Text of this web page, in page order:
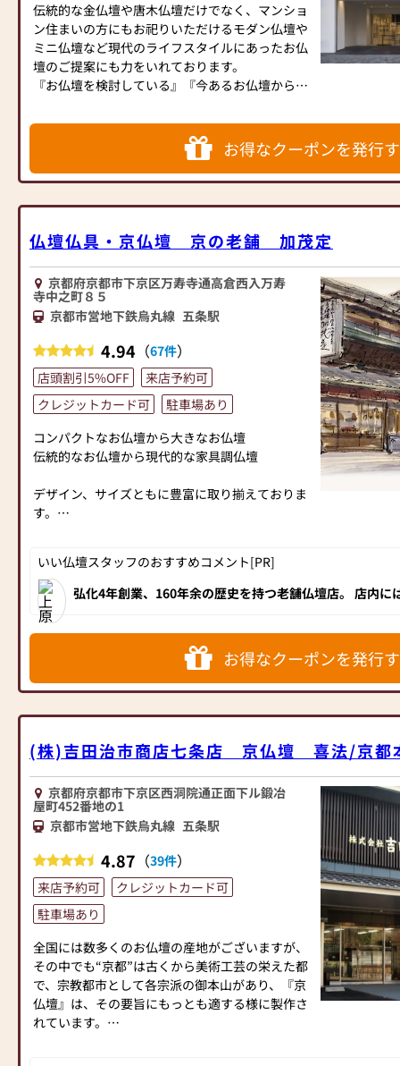
心をこめてご供養のお手伝いをさせて頂きますの
で、
仏壇、仏事のことでわからないことがございまし
たら、どんな些細なご質問でもお気軽にご相談く
ださいませ。
年中無休（年末年始を除く）にて、皆様のご来店
を心よりお待ち申し上げております。
-------------------------------------------------------------
-----------------
【取扱い】金仏壇、唐木仏壇、家具調仏壇、神
【営業時間】9:00～18：30
【駐車場】3台分あり
伝統的な金仏壇や唐木仏壇だけでなく、マンショ
ン住まいの方にもお祀りいただけるモダン仏壇や
ミニ仏壇など現代のライフスタイルにあったお仏
壇のご提案にも力をいれております。
『お仏壇を検討している』『今あるお仏壇からの
いけばいいか分からないことも遠慮なくご相談く
ださいませ。みなさまのご来店をスタッフ一同心
お得なクーポンを発行
仏壇仏具・京仏壇 京の老舗 加茂定
京都府京都市下京区万寿寺通高倉西入万寿
寺中之町８５
京都市営地下鉄烏丸線 五条駅
4.94 （67件）
店頭割引5%OFF
来店予約可
クレジットカード可
駐車場あり
コンパクトなお仏壇から大きなお仏壇
伝統的なお仏壇から現代的な家具調仏壇
デザイン、サイズともに豊富に取り揃えておりま
す。
い。
配達から仏壇・仏具の設置まで責任をもって行い
ます。
仏具の取り扱い説明も致します。
配達料・設置料ともに無料です。
※ご遠方の方、お仏壇サイズによってはご相談さ
ご購入後もお困りごとがあれば、何なりとお申し
京都市営地下鉄烏丸線 五条駅 北出口(1)番出口よ
り徒歩10分
駐車場も完備しておりますので、電車でもお車で
も安心してお越しいただけます。
《 沿革 》
江戸時代末期の弘化四年（一八四七）に本家加茂
吉より分家した初代定治郎が、明治八年、現在地
を購入し古道具商ならびに仏壇仏具商として開店
したのが始まりです。
二代目定三郎の頃より、仏壇制作を手がけるよう
になり、三代目定次郎にいたりましては、内外産
業博覧会ならびに大礼記念京都大博覧会で金賞、
いい仏壇スタッフのおすすめコメント[PR]
弘化4年創業、160年余の歴史を持つ老舗仏壇店。 店内に
お得なクーポンを発行
(株)吉田治市商店七条店 京仏壇 喜法/京都
京都府京都市下京区西洞院通正面下ル鍛冶
屋町452番地の1
京都市営地下鉄烏丸線 五条駅
4.87 （39件）
来店予約可
クレジットカード可
駐車場あり
全国には数多くのお仏壇の産地がございますが、
その中でも“京都”は古くから美術工芸の栄えた都
で、宗教都市として各宗派の御本山があり、『京
仏壇』は、その要旨にもっとも適する様に製作さ
れています。